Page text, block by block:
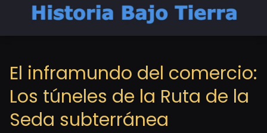
El inframundo del comercio:
Los túneles de la Ruta de la
Seda subterránea